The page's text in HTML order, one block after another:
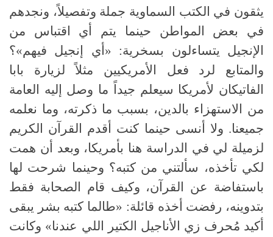
يثقون في الكتب السماوية جملة وتفصيلاً، ونجدهم
في بعض المواطن حينما يتم أي اقتباس من
الإنجيل يتساءلون بسخرية: « أي إنجيل فيهم»؟
والمتابع لرد فعل الأمريكيين مثلاً لزيارة بابا
الفاتيكان لأمريكا سيعلم جيداً ما وصل إليه العامة
من الاستهزاء بالدين، بسبب ما ذكرته، وما نعلمه
جميعنا. ولا أنسى حينما كنت أقدم القرآن الكريم
لزميلة لي في الدراسة هنا بأمريكا، وبعد أن همت
لكي تأخذه، سألتني من كتبه؟ وحينما شرحت لها
باستفاضة عن القرآن، وكيف قام الصحابة فقط
بتدوينه، رفضت أخذه قائلة: «طالما كتبه بشر يبقى
أكيد مُحرف زي الأناجيل الكتير اللي عندنا» وكانت